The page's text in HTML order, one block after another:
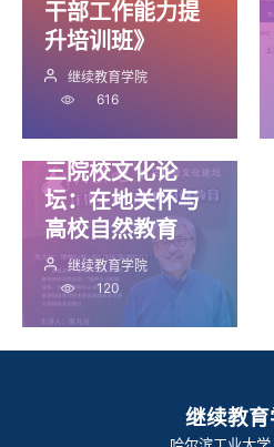
干部工作能力提
升培训班》
继续教育学院
616
三院校文化论
坛：在地关怀与
高校自然教育
继续教育学院
120
继续教